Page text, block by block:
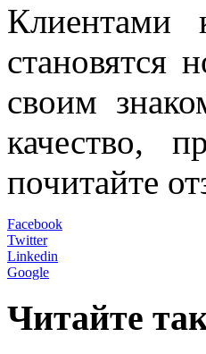
Клиентами
становятся
своим
качество,
почитайте
Facebook
Twitter
Linkedin
Google
Читайте